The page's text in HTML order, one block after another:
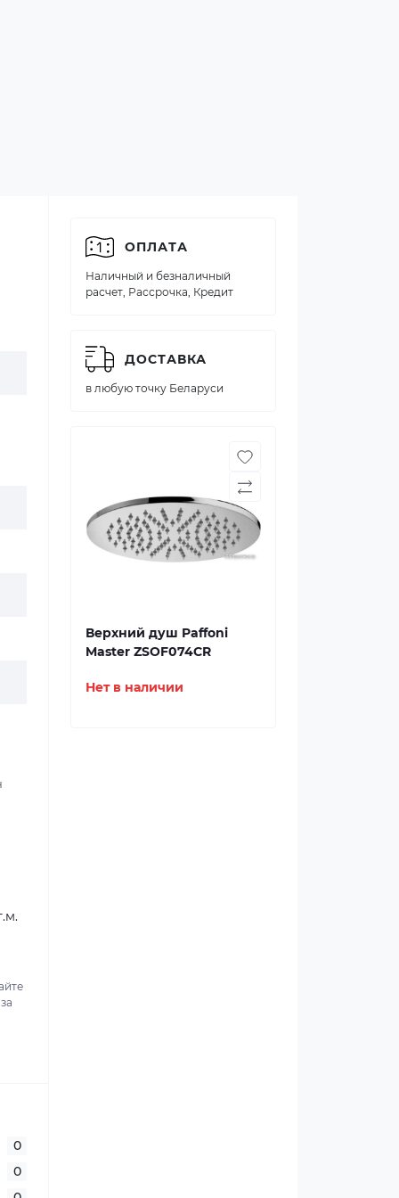
0
0
ОПЛАТА
Наличный и безналичный
расчет, Рассрочка, Кредит
ДОСТАВКА
в любую точку Беларуси
Верхний душ Paffoni
Master ZSOF074CR
Нет в наличии